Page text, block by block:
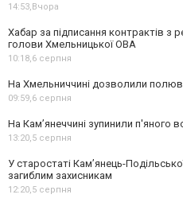
14:53, Вчора
Хабар за підписання контрактів з
голови Хмельницької ОВА
10:18,6 серпня
На Хмельниччині дозволили
09:59,6 серпня
На Камʼянеччині зупинили п'яного
13:20,5 серпня
У старостаті Кам’янець-
загиблим захисникам
12:20,5 серпня